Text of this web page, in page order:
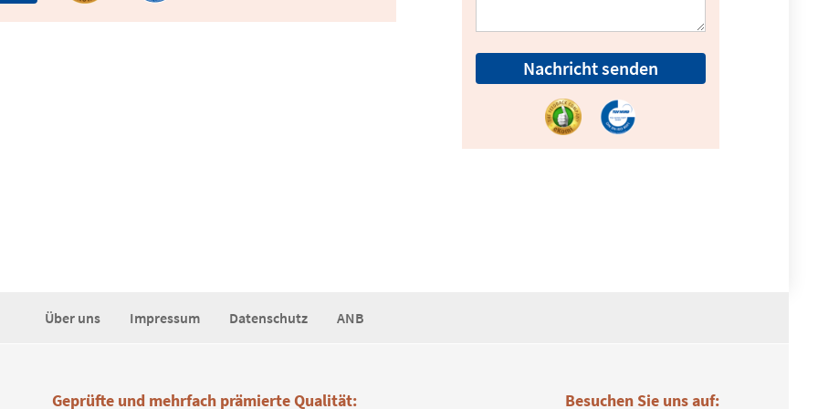
Nachricht senden
Über uns Impressum Datenschutz ANB
Besuchen Sie uns auf:
Geprüfte und mehrfach prämierte Qualität: